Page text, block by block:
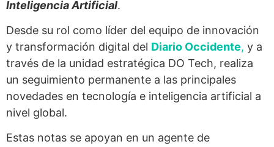
Inteligencia Artificial.
Desde su rol como líder del equipo de innovación
y transformación digital del Diario Occidente, y a
través de la unidad estratégica DO Tech, realiza
un seguimiento permanente a las principales
novedades en tecnología e inteligencia artificial a
nivel global.
Estas notas se apoyan en un agente de